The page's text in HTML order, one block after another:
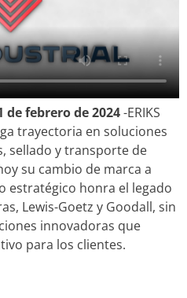
febrero de 2024-ERIKS
trayectoria en soluciones
sellado y transporte de
su cambio de marca a
estratégico honra el legado
Lewis-Goetz y Goodall, sin
innovadoras que
para los clientes.